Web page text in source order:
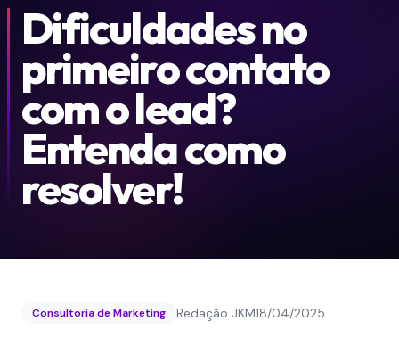
Dificuldades no
primeiro contato
com o lead?
Entenda como
resolver!
Consultoria de Marketing Redação JKM18/04/2025